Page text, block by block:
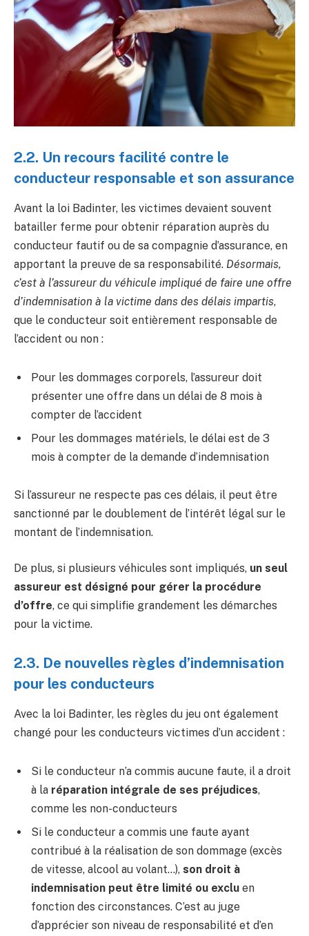
2.2. Un recours facilité contre le
conducteur responsable et son assurance
Avant la loi Badinter, les victimes devaient souvent
batailler ferme pour obtenir réparation auprès du
conducteur fautif ou de sa compagnie d’assurance, en
apportant la preuve de sa responsabilité. Désormais,
c’est à l’assureur du véhicule impliqué de faire une offre
d’indemnisation à la victime dans des délais impartis,
que le conducteur soit entièrement responsable de
l’accident ou non :
Pour les dommages corporels, l’assureur doit
présenter une offre dans un délai de 8 mois à
compter de l’accident
Pour les dommages matériels, le délai est de 3
mois à compter de la demande d’indemnisation
Si l’assureur ne respecte pas ces délais, il peut être
sanctionné par le doublement de l’intérêt légal sur le
montant de l’indemnisation.
De plus, si plusieurs véhicules sont impliqués, un seul
assureur est désigné pour gérer la procédure
d’offre, ce qui simplifie grandement les démarches
pour la victime.
2.3. De nouvelles règles d’indemnisation
pour les conducteurs
Avec la loi Badinter, les règles du jeu ont également
changé pour les conducteurs victimes d’un accident :
Si le conducteur n’a commis aucune faute, il a droit
à la réparation intégrale de ses préjudices,
comme les non-conducteurs
Si le conducteur a commis une faute ayant
contribué à la réalisation de son dommage (excès
de vitesse, alcool au volant…), son droit à
indemnisation peut être limité ou exclu en
fonction des circonstances. C’est au juge
d’apprécier son niveau de responsabilité et d’en